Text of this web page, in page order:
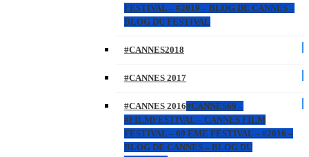
FESTIVAL – #2019 – BLOG DE CANNES –
BLOG DU FESTIVAL
#CANNES2018
#CANNES 2017
#CANNES 2016#CANNES69 –
#FILMFESTIVAL – CANNES FILM
FESTIVAL – 69 EME FESTIVAL – #2016 –
BLOG DE CANNES – BLOG DU